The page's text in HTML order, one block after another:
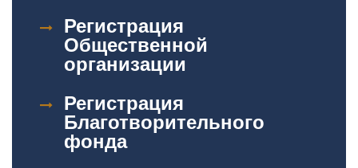
Регистрация
Общественной
организации
Регистрация
Благотворительного
фонда